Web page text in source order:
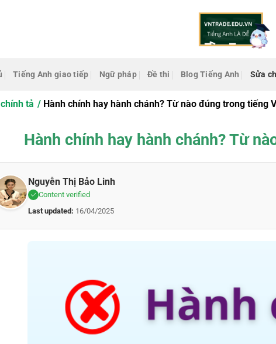
Tiếng Anh giao tiếp Ngữ pháp Đề thi Blog Tiếng Anh Sửa
tả Hành chính hay hành chánh? Từ nào đúng trong tiếng
Hành chính hay hành chánh? Từ
Nguyễn Thị Bảo Linh
Content verified
Last updated: 16/04/2025